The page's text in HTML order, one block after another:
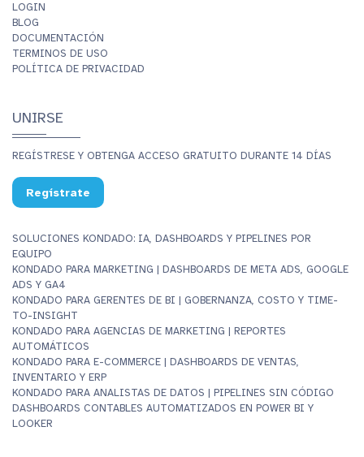
LOGIN
BLOG
DOCUMENTACIÓN
TERMINOS DE USO
POLÍTICA DE PRIVACIDAD
UNIRSE
REGÍSTRESE Y OBTENGA ACCESO GRATUITO DURANTE 14 DÍAS
Regístrate
SOLUCIONES KONDADO: IA, DASHBOARDS Y PIPELINES POR
EQUIPO
KONDADO PARA MARKETING | DASHBOARDS DE META ADS, GOOGLE
ADS Y GA4
KONDADO PARA GERENTES DE BI | GOBERNANZA, COSTO Y TIME-
TO-INSIGHT
KONDADO PARA AGENCIAS DE MARKETING | REPORTES
AUTOMÁTICOS
KONDADO PARA E-COMMERCE | DASHBOARDS DE VENTAS,
INVENTARIO Y ERP
KONDADO PARA ANALISTAS DE DATOS | PIPELINES SIN CÓDIGO
DASHBOARDS CONTABLES AUTOMATIZADOS EN POWER BI Y
LOOKER